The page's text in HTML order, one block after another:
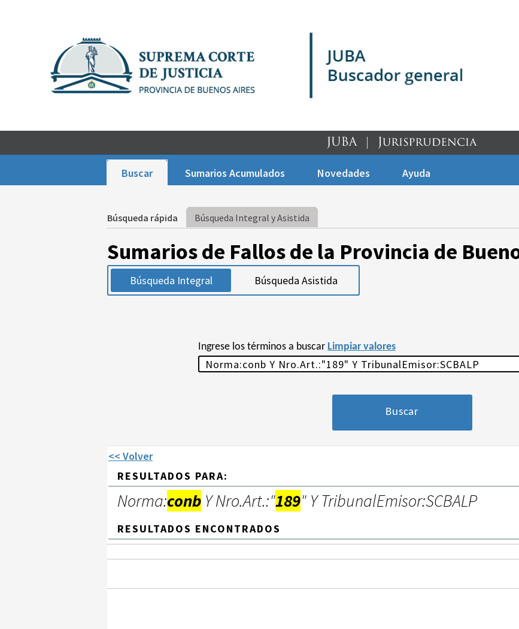
Buscar Sumarios Acumulados Novedades Ayuda
Búsqueda rápida Búsqueda Integral y Asistida
Sumarios de Fallos de la Provincia de
Búsqueda Integral Búsqueda Asistida
Ingrese los términos a buscar Limpiar valores
<< Volver
RESULTADOS PARA:
Norma:conb Y Nro.Art.:"189" Y TribunalEmisor:SCBALP
RESULTADOS ENCONTRADOS